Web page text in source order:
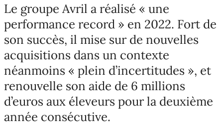
Le groupe Avril a réalisé « une
performance record » en 2022. Fort de
son succès, il mise sur de nouvelles
acquisitions dans un contexte
néanmoins « plein d’incertitudes », et
renouvelle son aide de 6 millions
d’euros aux éleveurs pour la deuxième
année consécutive.